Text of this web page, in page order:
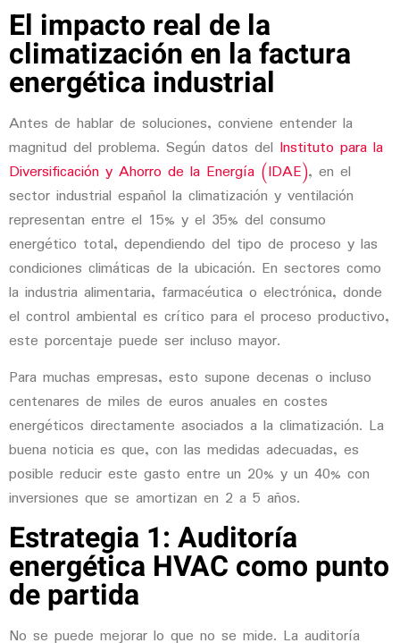
El impacto real de la
climatización en la factura
energética industrial
Antes de hablar de soluciones, conviene entender la
magnitud del problema. Según datos del Instituto para la
Diversificación y Ahorro de la Energía (IDAE), en el
sector industrial español la climatización y ventilación
representan entre el 15% y el 35% del consumo
energético total, dependiendo del tipo de proceso y las
condiciones climáticas de la ubicación. En sectores como
la industria alimentaria, farmacéutica o electrónica, donde
el control ambiental es crítico para el proceso productivo,
este porcentaje puede ser incluso mayor.
Para muchas empresas, esto supone decenas o incluso
centenares de miles de euros anuales en costes
energéticos directamente asociados a la climatización. La
buena noticia es que, con las medidas adecuadas, es
posible reducir este gasto entre un 20% y un 40% con
inversiones que se amortizan en 2 a 5 años.
Estrategia 1: Auditoría
energética HVAC como punto
de partida
No se puede mejorar lo que no se mide. La auditoría